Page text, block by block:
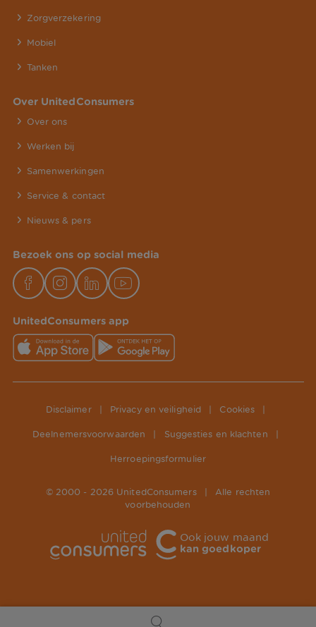
Zorgverzekering
Mobiel
Tanken
Over UnitedConsumers
Over ons
Werken bij
Samenwerkingen
Service & contact
Nieuws & pers
Bezoek ons op social media
UnitedConsumers app
Disclaimer Privacy en veiligheid Cookies
Deelnemersvoorwaarden Suggesties en klachten
Herroepingsformulier
© 2000 - 2026 UnitedConsumers
Alle rechten
voorbehouden
Ook jouw maand
kan goedkoper